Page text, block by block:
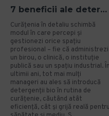
7 beneficii ale detergenților bio pentru mediu și sănătate în spațiile profesionale
Curățenia în detaliu schimbă
modul în care percepi și
gestionezi orice spațiu
profesional – fie că administrezi
un birou, o clinică, o instituție
publică sau un spațiu industrial. În
ultimii ani, tot mai mulți
manageri au ales să introducă
detergenții bio în rutina de
curățenie, căutând atât
eficiență, cât și grijă reală pentru